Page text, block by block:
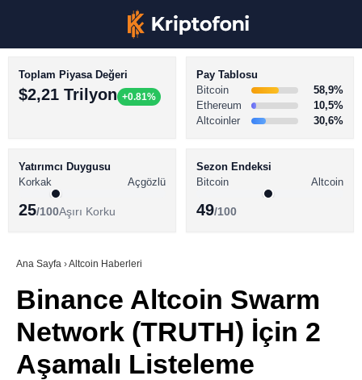
Youtube
TikTok
BİTCOİN HABERLERİ
ALTCOİN HABERLERİ
SÖZLÜK
Toplam Piyasa Değeri
$2,21 Trilyon +0.81%
Pay Tablosu
Bitcoin
58,9%
Ethereum
10,5%
Altcoinler
30,6%
Yatırımcı Duygusu
Korkak
Açgözlü
25/100Aşırı Korku
Sezon Endeksi
Bitcoin
Altcoin
49/100
Ana Sayfa ›Altcoin Haberleri
Binance Altcoin Swarm
Network (TRUTH) İçin 2
Aşamalı Listeleme